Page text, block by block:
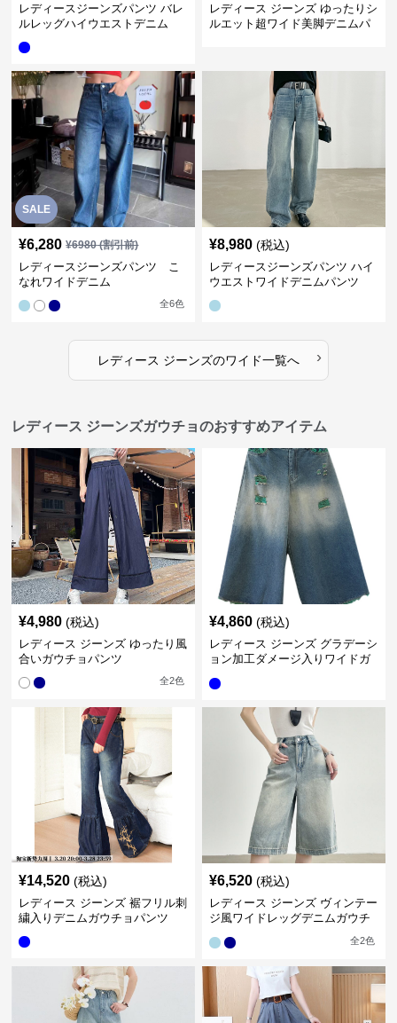
レディースジーンズパンツ バレ
ルレッグハイウエストデニム
レディース ジーンズ ゆったりシ
ルエット超ワイド美脚デニムパ
SALE
¥6,280 ¥6980(割引前)
レディースジーンズパンツ こ
なれワイドデニム
全6色
¥8,980 (税込)
レディースジーンズパンツ ハイ
ウエストワイドデニムパンツ
レディース ジーンズのワイド一覧へ ›
レディース ジーンズガウチョのおすすめアイテム
¥4,980 (税込)
レディース ジーンズ ゆったり風
合いガウチョパンツ
全2色
¥4,860 (税込)
レディース ジーンズ グラデーシ
ョン加工ダメージ入りワイドガ
¥14,520 (税込)
レディース ジーンズ 裾フリル刺
繍入りデニムガウチョパンツ
¥6,520 (税込)
レディース ジーンズ ヴィンテー
ジ風ワイドレッグデニムガウチ
全2色